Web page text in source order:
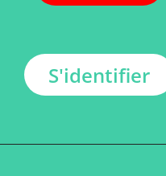
S'identifier